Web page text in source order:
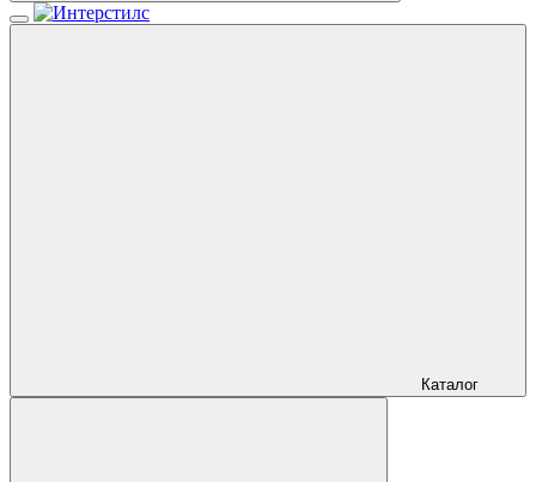
Каталог